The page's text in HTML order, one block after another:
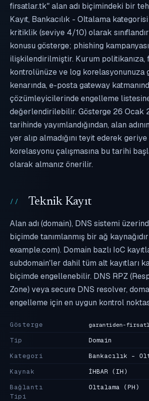
firsatlar.tk" alan adı biçimindeki bir
Kayıt, Bankacılık - Oltalama
kritiklik (seviye 4/10) olarak
konusu gösterge; phishing
ilişkilendirilmiştir. Kurum politikanıza,
kontrolünüze ve log korelasyonunuza
kenarında, e-posta gateway
çözümleyicilerinde engelleme
değerlendirilebilir. Gösterge 26 Ocak
tarihinde yayımlandığından, alan
yer alıp almadığını teyit ederek
korelasyonu çalışmasına bu tarihi
olarak almanız önerilir.
Teknik Kayıt
Alan adı (domain), DNS sistemi
biçimde tanımlanmış bir ağ
example.com). Domain bazlı IoC
subdomain'ler dahil tüm alt kayıtları
biçimde engellenebilir. DNS RPZ
Zone) veya secure DNS resolver,
engelleme için en uygun kontrol
Gösterge garantiden-
Tip
Domain
Kategori
Bankacılık -
Kaynak
İHBAR (IH)
Bağlantı
Tipi
Oltalama (PH)